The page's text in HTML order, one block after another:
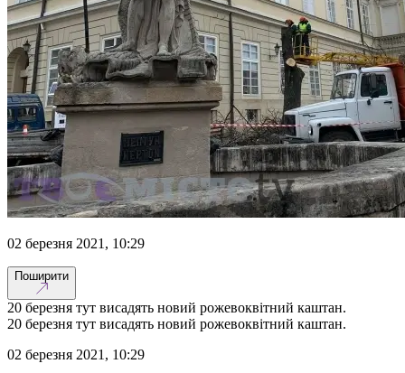
02 березня 2021, 10:29
Поширити
20 березня тут висадять новий рожевоквітний каштан.
20 березня тут висадять новий рожевоквітний каштан.
02 березня 2021, 10:29